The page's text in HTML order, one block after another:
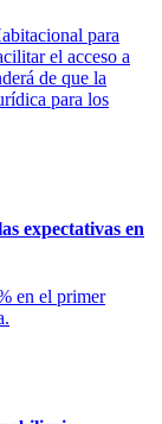
para
el acceso a
de que la
para los
expectativas en
en el primer